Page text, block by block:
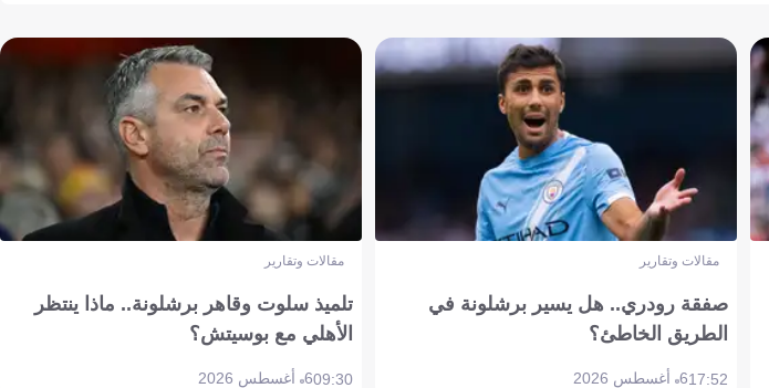
مقالات وتقارير
صفقة رودري.. هل يسير برشلونة في
الطريق الخاطئ؟
17:526 أغسطس 2026
مقالات وتقارير
تلميذ سلوت وقاهر برشلونة.. ماذا ينتظر
الأهلي مع بوسيتش؟
09:306 أغسطس 2026